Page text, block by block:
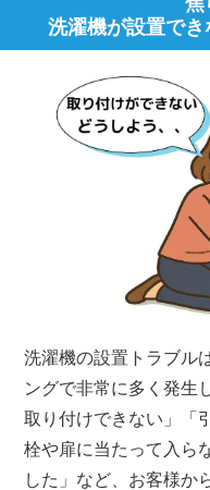
洗濯機が設置で
洗濯機の設置トラブル
ングで非常に多く発生
取り付けできない」「
栓や扉に当たって入ら
した」など、お客様か